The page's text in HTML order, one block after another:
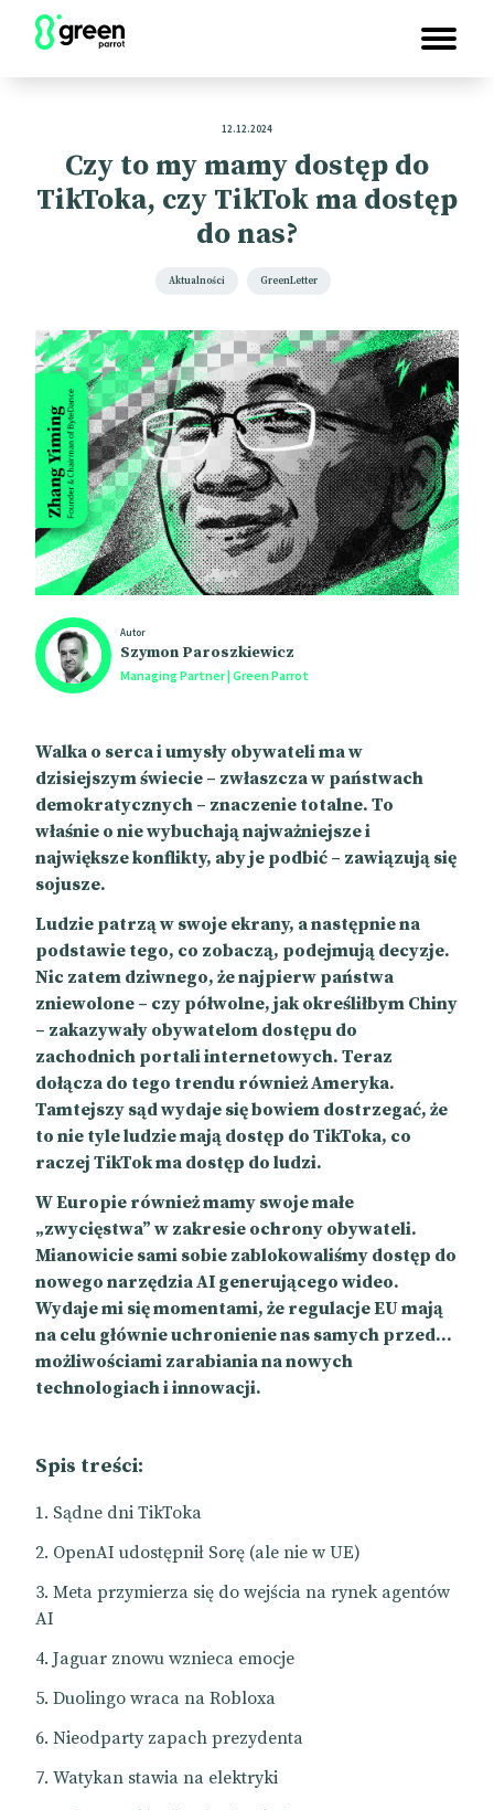
12.12.2024
Czy to my mamy dostęp do
TikToka, czy TikTok ma dostęp
do nas?
Aktualności GreenLetter
Autor
Szymon Paroszkiewicz
Managing Partner | Green Parrot
Walka o serca i umysły obywateli ma w
dzisiejszym świecie – zwłaszcza w państwach
demokratycznych – znaczenie totalne. To
właśnie o nie wybuchają najważniejsze i
największe konflikty, aby je podbić – zawiązują się
sojusze.
Ludzie patrzą w swoje ekrany, a następnie na
podstawie tego, co zobaczą, podejmują decyzje.
Nic zatem dziwnego, że najpierw państwa
zniewolone – czy półwolne, jak określiłbym Chiny
– zakazywały obywatelom dostępu do
zachodnich portali internetowych. Teraz
dołącza do tego trendu również Ameryka.
Tamtejszy sąd wydaje się bowiem dostrzegać, że
to nie tyle ludzie mają dostęp do TikToka, co
raczej TikTok ma dostęp do ludzi.
W Europie również mamy swoje małe
„zwycięstwa” w zakresie ochrony obywateli.
Mianowicie sami sobie zablokowaliśmy dostęp do
nowego narzędzia AI generującego wideo.
Wydaje mi się momentami, że regulacje EU mają
na celu głównie uchronienie nas samych przed…
możliwościami zarabiania na nowych
technologiach i innowacji.
Spis treści:
Sądne dni TikToka
OpenAI udostępnił Sorę (ale nie w UE)
Meta przymierza się do wejścia na rynek agentów
AI
Jaguar znowu wznieca emocje
Duolingo wraca na Robloxa
Nieodparty zapach prezydenta
Watykan stawia na elektryki